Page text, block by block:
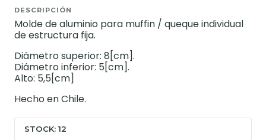
DESCRIPCIÓN
Molde de aluminio para muffin / queque individual
de estructura fija.
Diámetro superior: 8[cm].
Diámetro inferior: 5[cm].
Alto: 5,5[cm]
Hecho en Chile.
STOCK: 12